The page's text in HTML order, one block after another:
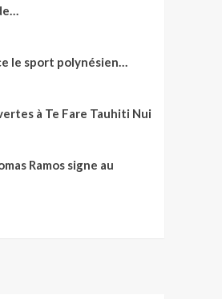
le sport polynésien…
à Te Fare Tauhiti Nui
Ramos signe au